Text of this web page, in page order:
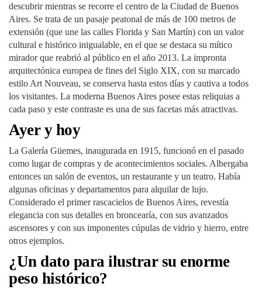
descubrir mientras se recorre el centro de la Ciudad de Buenos
Aires. Se trata de un pasaje peatonal de más de 100 metros de
extensión (que une las calles Florida y San Martín) con un valor
cultural e histórico inigualable, en el que se destaca su mítico
mirador que reabrió al público en el año 2013. La impronta
arquitectónica europea de fines del Siglo XIX, con su marcado
estilo Art Nouveau, se conserva hasta estos días y cautiva a todos
los visitantes. La moderna Buenos Aires posee estas reliquias a
cada paso y este contraste es una de sus facetas más atractivas.
Ayer y hoy
La Galería Güemes, inaugurada en 1915, funcionó en el pasado
como lugar de compras y de acontecimientos sociales. Albergaba
entonces un salón de eventos, un restaurante y un teatro. Había
algunas oficinas y departamentos para alquilar de lujo.
Considerado el primer rascacielos de Buenos Aires, revestía
elegancia con sus detalles en broncearía, con sus avanzados
ascensores y con sus imponentes cúpulas de vidrio y hierro, entre
otros ejemplos.
¿Un dato para ilustrar su enorme
peso histórico?